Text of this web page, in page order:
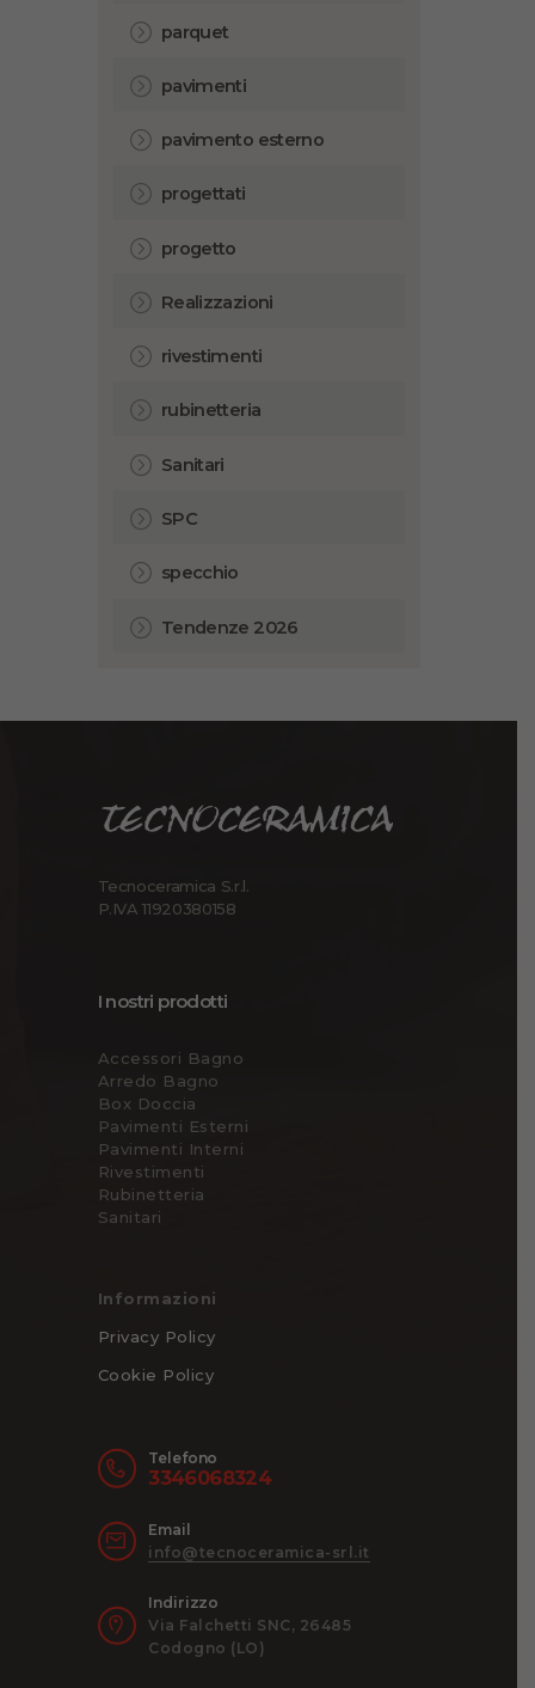
parquet
pavimenti
pavimento esterno
progettati
progetto
Realizzazioni
rivestimenti
rubinetteria
Sanitari
SPC
specchio
Tendenze 2026
Tecnoceramica S.r.l.
P.IVA 11920380158
I nostri prodotti
Accessori Bagno
Arredo Bagno
Box Doccia
Pavimenti Esterni
Pavimenti Interni
Rivestimenti
Rubinetteria
Sanitari
Informazioni
Privacy Policy
Cookie Policy
Telefono
3346068324
Email
info@tecnoceramica-srl.it
Indirizzo
Via Falchetti SNC, 26485
Codogno (LO)